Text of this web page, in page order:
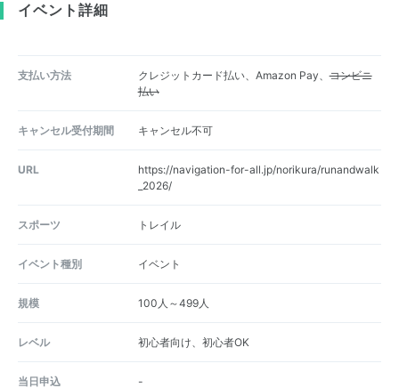
イベント詳細
支払い方法 クレジットカード払い、Amazon Pay、コンビニ
払い
キャンセル受付期間 キャンセル不可
URL
https://navigation-for-all.jp/norikura/runandwalk
_2026/
スポーツ トレイル
イベント種別 イベント
規模 100人～499人
レベル 初心者向け、初心者OK
当日申込 -